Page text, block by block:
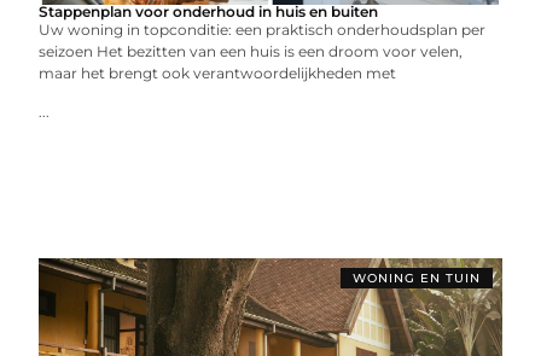
Stappenplan voor onderhoud in huis en buiten
Uw woning in topconditie: een praktisch onderhoudsplan per
seizoen Het bezitten van een huis is een droom voor velen,
maar het brengt ook verantwoordelijkheden met
...
WONING EN TUIN